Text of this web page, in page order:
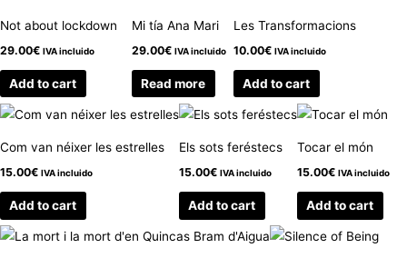
Not about lockdown
29.00€ IVA incluido
Add to cart
Mi tía Ana Mari
29.00€ IVA incluido
Read more
Les Transformacions
10.00€ IVA incluido
Add to cart
Com van néixer les estrelles
15.00€ IVA incluido
Add to cart
Els sots feréstecs
15.00€ IVA incluido
Add to cart
Tocar el món
15.00€ IVA incluido
Add to cart